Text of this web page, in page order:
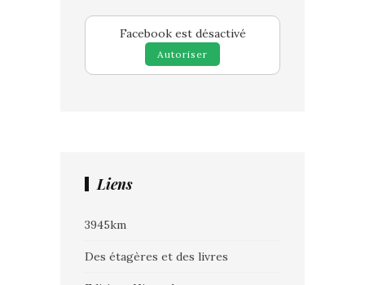
Facebook est désactivé
Autoriser
Liens
3945km
Des étagères et des livres